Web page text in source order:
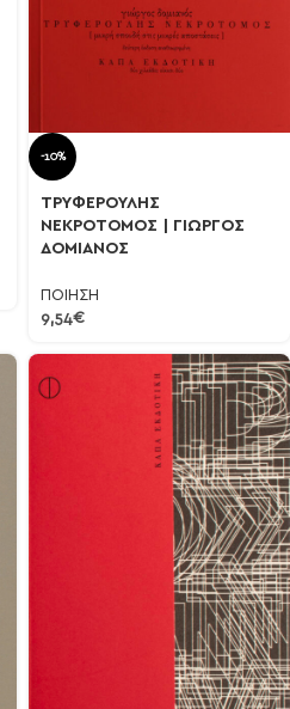
-10%
ΤΡΥΦΕΡΟΥΛΗΣ
ΝΕΚΡΟΤΟΜΟΣ | ΓΙΩΡΓΟΣ
ΔΟΜΙΑΝΟΣ
ΠΟΙΗΣΗ
9,54€